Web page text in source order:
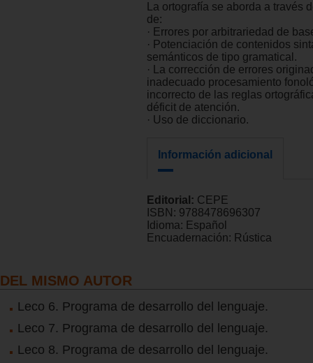
La ortografía se aborda a través
de:
· Errores por arbitrariedad de
· Potenciación de contenidos
semánticos de tipo gramatical.
· La corrección de errores
inadecuado procesamiento
incorrecto de las reglas
déficit de atención.
· Uso de diccionario.
Información adicional
Editorial: CEPE
ISBN: 9788478696307
Idioma: Español
Encuadernación: Rústica
DEL MISMO AUTOR
Leco 6. Programa de desarrollo del lenguaje.
Leco 7. Programa de desarrollo del lenguaje.
Leco 8. Programa de desarrollo del lenguaje.